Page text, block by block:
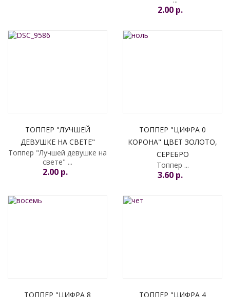
2.00 p.
ТОППЕР "ЛУЧШЕЙ
ДЕВУШКЕ НА СВЕТЕ"
Топпер "Лучшей девушке на
свете" ...
2.00 p.
ТОППЕР "ЦИФРА 0
КОРОНА" ЦВЕТ ЗОЛОТО,
СЕРЕБРО
Топпер ...
3.60 p.
ТОППЕР "ЦИФРА 8
ТОППЕР "ЦИФРА 4